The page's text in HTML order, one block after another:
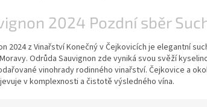
2024 Pozdní sběr
2024 z Vinařství Konečný v Čejkovicích je elegantní
Odrůda Sauvignon zde vyniká svou svěží
vinohrady rodinného vinařství. Čejkovice a
v komplexnosti a čistotě výsledného vína.